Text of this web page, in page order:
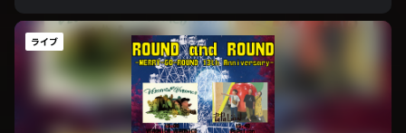
ライブ